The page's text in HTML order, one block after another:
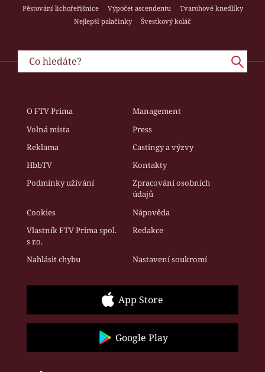
Pěstování lichořeřišnice
Výpočet ascendentu
Tvarohové knedlíky
Nejlepší palačinky
Švestkový koláč
O FTV Prima
Management
Volná místa
Press
Reklama
Castingy a výzvy
HbbTV
Kontakty
Podmínky užívání
Zpracování osobních
údajů
Cookies
Nápověda
Vlastník FTV Prima spol.
s r.o.
Redakce
Nahlásit chybu Nastavení soukromí
App Store
Google Play